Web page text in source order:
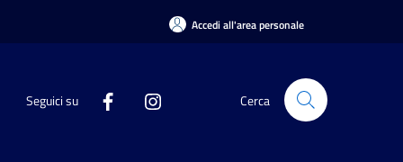
Accedi all'area personale
Seguici su Cerca